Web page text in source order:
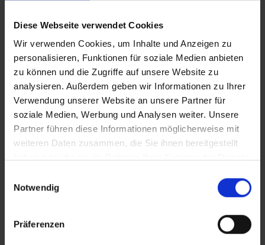
Diese Webseite verwendet Cookies
Wir verwenden Cookies, um Inhalte und Anzeigen zu
personalisieren, Funktionen für soziale Medien anbieten
zu können und die Zugriffe auf unsere Website zu
analysieren. Außerdem geben wir Informationen zu Ihrer
Verwendung unserer Website an unsere Partner für
soziale Medien, Werbung und Analysen weiter. Unsere
Partner führen diese Informationen möglicherweise mit
weiteren Daten zusammen, die Sie ihnen bereitgestellt
Notwendig
Präferenzen
Buchungen vorkommen kann, dass der Hotelier einen
fordert. Sollte ein derartiger Nachweis nicht gelingen, kann
es vorkommen, dass der Hotelier
Nachzahlungsforderungen stellt oder die Buchung nicht
akzeptiert. Bitte beachten Sie, dass die vtours
Hotelbeschreibung für Ihre Buchung relevant ist! Es ist
möglich, dass in Einzelfällen nicht alle Veranstalter
Hotelbeschreibungen ausweisen oder es entscheidende
Unterschiede in den beschriebenen Leistungen gibt. Aug.
Bitte beachten Sie, dass ab 01. Juli 2016 eine